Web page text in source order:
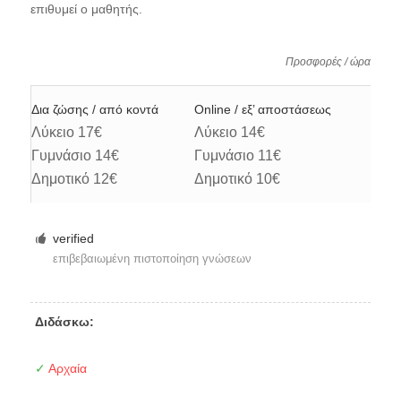
επιθυμεί ο μαθητής.
Προσφορές / ώρα
Δια ζώσης / από κοντά
Λύκειο 17€
Γυμνάσιο 14€
Δημοτικό 12€
Online / εξ’ αποστάσεως
Λύκειο 14€
Γυμνάσιο 11€
Δημοτικό 10€
verified
επιβεβαιωμένη πιστοποίηση γνώσεων
Διδάσκω:
✓ Αρχαία